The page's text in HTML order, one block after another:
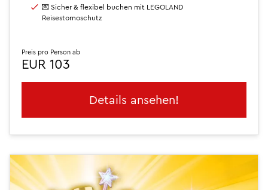
💌 Sicher & flexibel buchen mit LEGOLAND
Reisestornoschutz
Preis pro Person ab
EUR 103
Details ansehen!